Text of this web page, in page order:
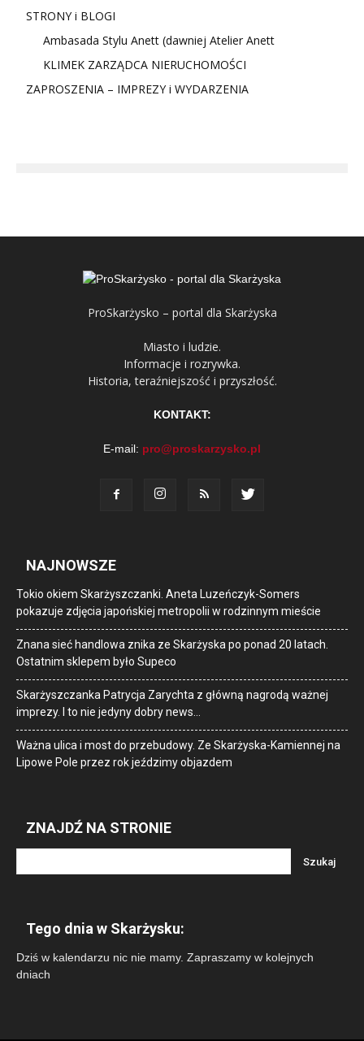
STRONY i BLOGI
Ambasada Stylu Anett (dawniej Atelier Anett
KLIMEK ZARZĄDCA NIERUCHOMOŚCI
ZAPROSZENIA – IMPREZY i WYDARZENIA
ProSkarżysko – portal dla Skarżyska
Miasto i ludzie.
Informacje i rozrywka.
Historia, teraźniejszość i przyszłość.
KONTAKT:
E-mail: pro@proskarzysko.pl
NAJNOWSZE
Tokio okiem Skarżyszczanki. Aneta Luzeńczyk-Somers
pokazuje zdjęcia japońskiej metropolii w rodzinnym mieście
Znana sieć handlowa znika ze Skarżyska po ponad 20 latach.
Ostatnim sklepem było Supeco
Skarżyszczanka Patrycja Zarychta z główną nagrodą ważnej
imprezy. I to nie jedyny dobry news…
Ważna ulica i most do przebudowy. Ze Skarżyska-Kamiennej na
Lipowe Pole przez rok jeździmy objazdem
ZNAJDŹ NA STRONIE
Tego dnia w Skarżysku:
Dziś w kalendarzu nic nie mamy. Zapraszamy w kolejnych
dniach